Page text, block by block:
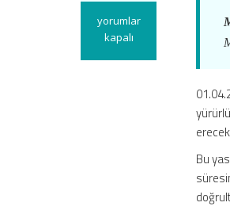
5084
Sayılı
yorumlar
kapalı
Bu